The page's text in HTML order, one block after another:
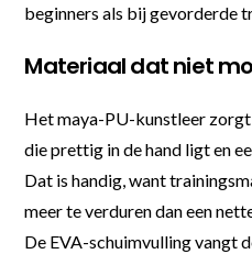
beginners als bij gevorderde
Materiaal dat niet
Het maya-PU-kunstleer
die prettig in de hand ligt en
Dat is handig, want
meer te verduren dan een
De EVA-schuimvulling vangt